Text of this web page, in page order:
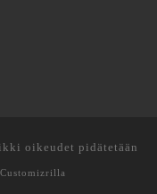
oikeudet pidätetään
Customizrilla